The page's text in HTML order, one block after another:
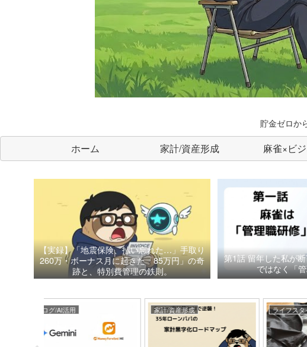
貯金ゼロか
ホーム 家計/資産形成 麻雀×ビ
【実録】「地震保険、払い忘れた…」手取り
260万・ボーナス月に起きた「85万円」の奇
跡と、特別費管理の鉄則。
第1話留年した私が
ではなく「
家計/資産形成 ライフスタイル・レビュー ブロ